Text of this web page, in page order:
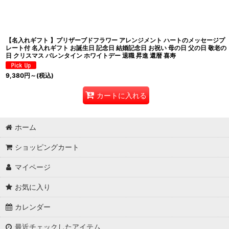
【名入れギフト 】プリザーブドフラワー アレンジメント ハートのメッセージプ
レート付 名入れギフト お誕生日 記念日 結婚記念日 お祝い 母の日 父の日 敬老の
日 クリスマス バレンタイン ホワイトデー 退職 昇進 還暦 喜寿
9,380円 ～ (税込)
カートに入れる
ホーム
ショッピングカート
マイページ
お気に入り
カレンダー
最近チェックしたアイテム